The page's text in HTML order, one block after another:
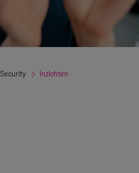
Security Inzichten